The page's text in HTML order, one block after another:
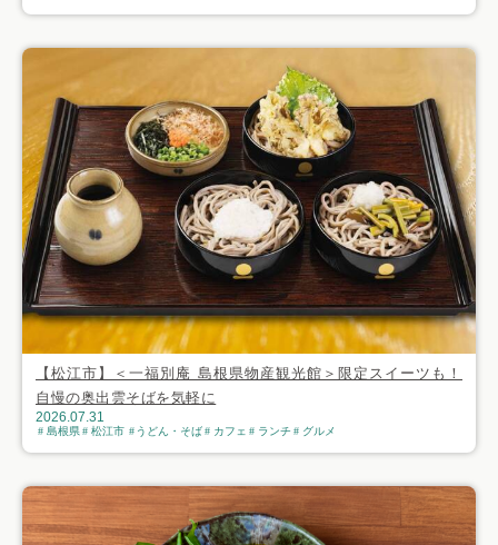
【松江市】＜一福別庵 島根県物産観光館＞限定スイーツも！
自慢の奥出雲そばを気軽に
2026.07.31
島根県 松江市 うどん・そば カフェ ランチ グルメ